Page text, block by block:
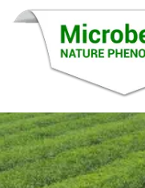
INICIO
IDIOMAS